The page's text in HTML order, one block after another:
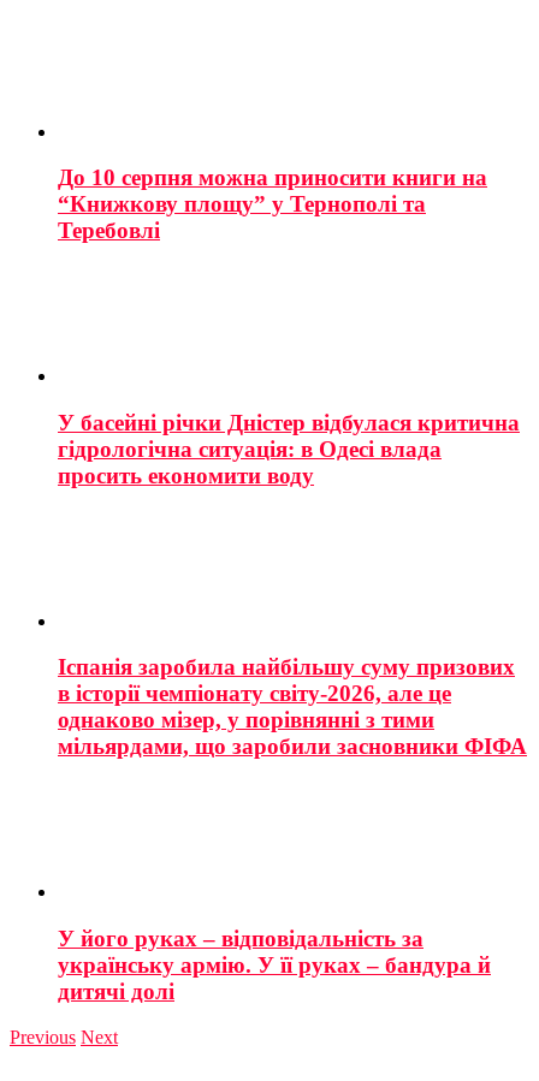
До 10 серпня можна приносити книги на
“Книжкову площу” у Тернополі та
Теребовлі
У басейні річки Дністер відбулася критична
гідрологічна ситуація: в Одесі влада
просить економити воду
Іспанія заробила найбільшу суму призових
в історії чемпіонату світу-2026, але це
однаково мізер, у порівнянні з тими
мільярдами, що заробили засновники ФІФА
У його руках – відповідальність за
українську армію. У її руках – бандура й
дитячі долі
Previous Next